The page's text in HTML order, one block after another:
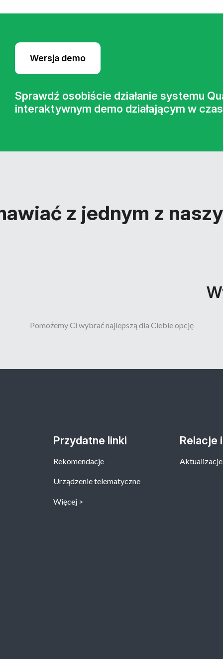
Wersja demo
Sprawdź osobiście działanie systemu
interaktywnym demo działającym w
z jednym z
Pomożemy Ci wybrać najlepszą dla Ciebie opcję
Przydatne linki
Rekomendacje
Urządzenie telematyczne
Więcej
Relacje
Aktualizacje